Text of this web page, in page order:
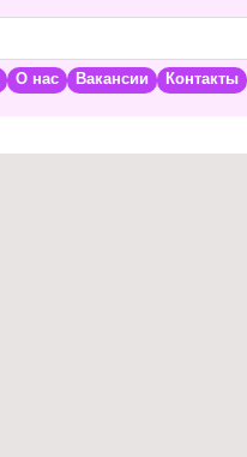
О нас Вакансии Контакты